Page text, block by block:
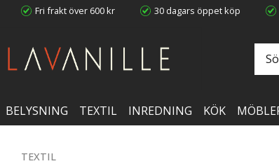
Fri frakt över 600 kr 30 dagars öppet köp
BELYSNING TEXTIL INREDNING KÖK
TEXTIL